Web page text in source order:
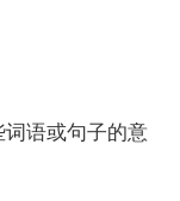
语或句子的意